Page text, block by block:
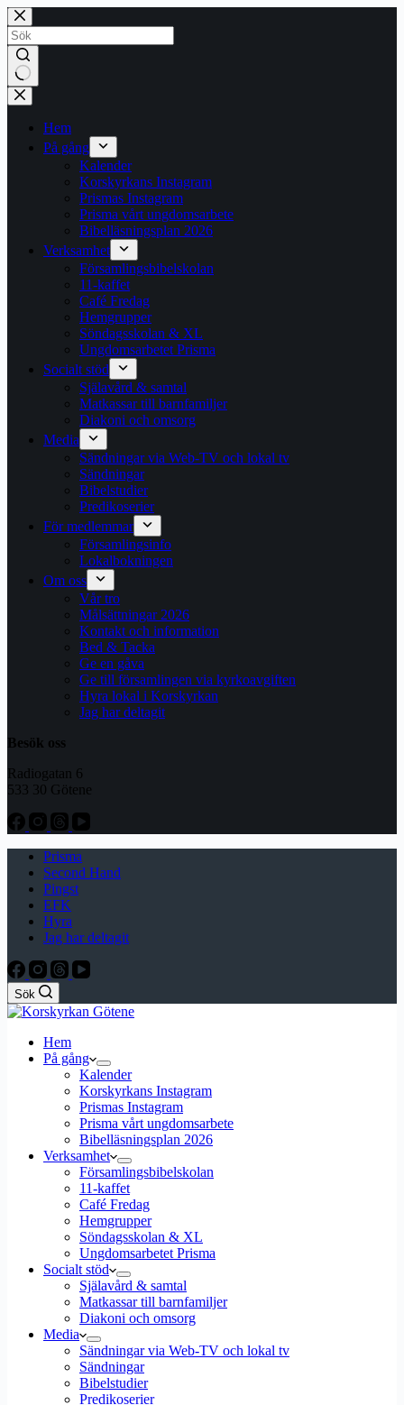
Hoppa
till
innehåll
Inga
resultat
Hem
På gång
Kalender
Korskyrkans Instagram
Prismas Instagram
Prisma vårt ungdomsarbete
Bibelläsningsplan 2026
Verksamhet
Församlingsbibelskolan
11-kaffet
Café Fredag
Hemgrupper
Söndagsskolan & XL
Ungdomsarbetet Prisma
Socialt stöd
Själavård & samtal
Matkassar till barnfamiljer
Diakoni och omsorg
Media
Sändningar via Web-TV och lokal tv
Sändningar
Bibelstudier
Predikoserier
För medlemmar
Församlingsinfo
Lokalbokningen
Om oss
Vår tro
Målsättningar 2026
Kontakt och information
Bed & Tacka
Ge en gåva
Ge till församlingen via kyrkoavgiften
Hyra lokal i Korskyrkan
Jag har deltagit
Besök oss
Radiogatan 6
533 30 Götene
Prisma
Second Hand
Pingst
EFK
Hyra
Jag har deltagit
Sök
Hem
På gång
Kalender
Korskyrkans Instagram
Prismas Instagram
Prisma vårt ungdomsarbete
Bibelläsningsplan 2026
Verksamhet
Församlingsbibelskolan
11-kaffet
Café Fredag
Hemgrupper
Söndagsskolan & XL
Ungdomsarbetet Prisma
Socialt stöd
Själavård & samtal
Matkassar till barnfamiljer
Diakoni och omsorg
Media
Sändningar via Web-TV och lokal tv
Sändningar
Bibelstudier
Predikoserier